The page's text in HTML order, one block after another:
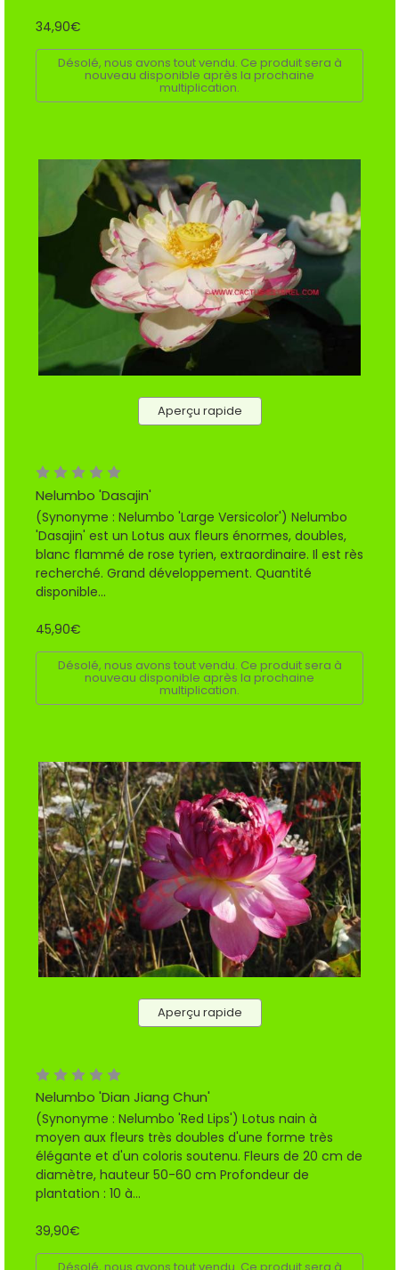
34,90€
Désolé, nous avons tout vendu. Ce produit sera à
nouveau disponible après la prochaine
multiplication.
Aperçu rapide
Nelumbo 'Dasajin'
(Synonyme : Nelumbo 'Large Versicolor') Nelumbo
'Dasajin' est un Lotus aux fleurs énormes, doubles,
blanc flammé de rose tyrien, extraordinaire. Il est rès
recherché. Grand développement. Quantité
disponible...
45,90€
Désolé, nous avons tout vendu. Ce produit sera à
nouveau disponible après la prochaine
multiplication.
Aperçu rapide
Nelumbo 'Dian Jiang Chun'
(Synonyme : Nelumbo 'Red Lips') Lotus nain à
moyen aux fleurs très doubles d'une forme très
élégante et d'un coloris soutenu. Fleurs de 20 cm de
diamètre, hauteur 50-60 cm Profondeur de
plantation : 10 à...
39,90€